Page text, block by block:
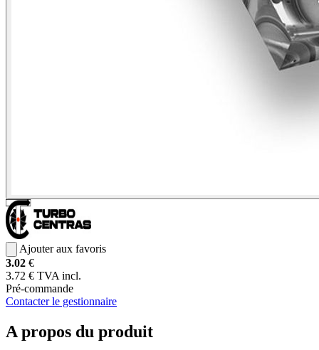
Ajouter aux favoris
3.02 €
3.72 € TVA incl.
Pré-commande
Contacter le gestionnaire
A propos du produit